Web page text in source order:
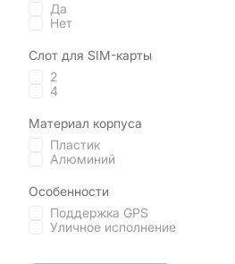
Да
Нет
Слот для SIM-карты
2
4
Материал корпуса
Пластик
Алюминий
Особенности
Поддержка GPS
Уличное исполнение